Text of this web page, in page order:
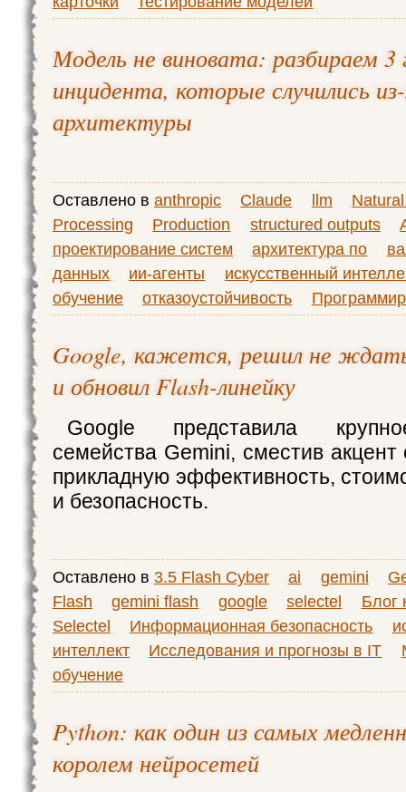
Модель не виновата: разбираем
инцидента, которые случились
архитектуры
Оставлено в anthropic Claude llm
Processing
Production structured outputs
проектирование систем
архитектура по
данных
ии-агенты
искусственный
обучение
отказоустойчивость
Google, кажется, решил не
и обновил Flash-линейку
Google представила
семейства Gemini, сместив
прикладную эффективность,
и безопасность.
Оставлено в 3.5 Flash Cyber ai gemini
Flash
gemini flash google selectel
Блог
Selectel
Информационная безопасность
интеллект
Исследования и прогнозы в IT
обучение
Python: как один из самых
королем нейросетей